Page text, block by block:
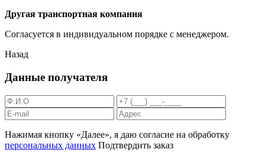
Другая транспортная компания
Согласуется в индивидуальном порядке с менеджером.
Назад
Данные получателя
Нажимая кнопку «Далее», я даю согласие на обработку
персональных данных Подтвердить заказ